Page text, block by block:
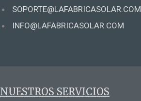
SOPORTE@LAFABRICASOLAR.COM
INFO@LAFABRICASOLAR.COM
NUESTROS SERVICIOS